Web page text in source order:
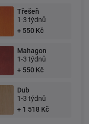
Třešeň
1-3 týdnů
+ 550 Kč
Mahagon
1-3 týdnů
+ 550 Kč
Dub
1-3 týdnů
+ 1 518 Kč